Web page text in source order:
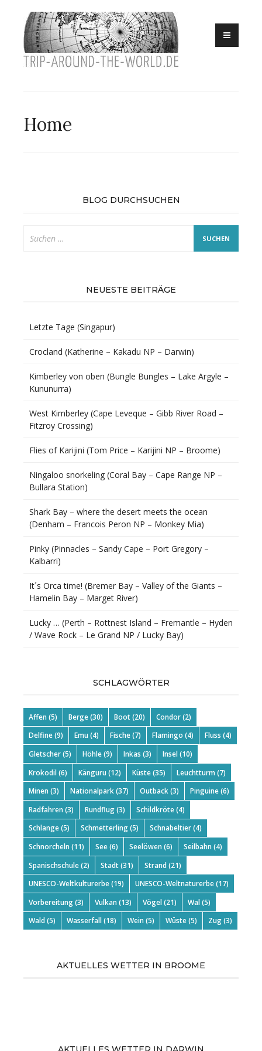
content
around
die südliche
Hemisphäre
Home
BLOG DURCHSUCHEN
nach:
NEUESTE BEITRÄGE
Letzte Tage (Singapur)
Crocland (Katherine – Kakadu NP – Darwin)
Kimberley von oben (Bungle Bungles – Lake Argyle –
Kununurra)
West Kimberley (Cape Leveque – Gibb River Road –
Fitzroy Crossing)
Flies of Karijini (Tom Price – Karijini NP – Broome)
Ningaloo snorkeling (Coral Bay – Cape Range NP –
Bullara Station)
Shark Bay – where the desert meets the ocean
(Denham – Francois Peron NP – Monkey Mia)
Pinky (Pinnacles – Sandy Cape – Port Gregory –
Kalbarri)
It´s Orca time! (Bremer Bay – Valley of the Giants –
Hamelin Bay – Marget River)
Lucky … (Perth – Rottnest Island – Fremantle – Hyden
/ Wave Rock – Le Grand NP / Lucky Bay)
SCHLAGWÖRTER
Affen (5) Berge(30) Boot(20) Condor(2)
Delfine(9) Emu (4) Fische(7) Flamingo (4) Fluss (4)
Gletscher(5) Höhle(9) Inkas (3) Insel(10)
Krokodil(6) Känguru (12) Küste(35) Leuchtturm (7)
Minen (3) Nationalpark(37) Outback(3) Pinguine(6)
Radfahren (3) Rundflug(3) Schildkröte(4)
Schlange(5) Schmetterling(5) Schnabeltier(4)
Schnorcheln (11) See(6) Seelöwen (6) Seilbahn (4)
Spanischschule(2) Stadt(31) Strand (21)
UNESCO-Weltkulturerbe(19) UNESCO-Weltnaturerbe(17)
Vorbereitung(3) Vulkan (13) Vögel(21) Wal(5)
Wald (5) Wasserfall(18) Wein (5) Wüste(5) Zug(3)
AKTUELLES WETTER IN BROOME